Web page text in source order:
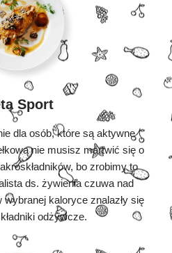
Sport
dla osób, które są aktywne
nie musisz martwić się o
bo zrobimy to
ds. żywienia czuwa nad
kaloryce znalazły się
odżywcze.